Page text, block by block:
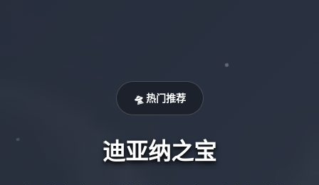
🛸 热门推荐
迪亚纳之宝